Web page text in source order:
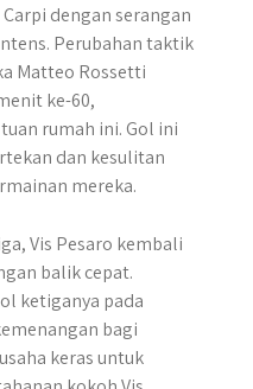
dengan serangan
Perubahan taktik
Matteo Rossetti
ke-60,
rumah ini. Gol ini
dan kesulitan
mereka.
Vis Pesaro kembali
balik cepat.
ketiganya pada
bagi
keras untuk